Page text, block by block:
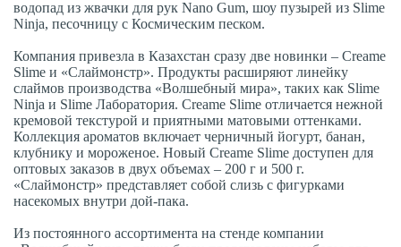
водопад из жвачки для рук Nano Gum, шоу пузырей из Slime
Ninja, песочницу с Космическим песком.
Компания привезла в Казахстан сразу две новинки – Creame
Slime и «Слаймонстр». Продукты расширяют линейку
слаймов производства «Волшебный мира», таких как Slime
Ninja и Slime Лаборатория. Creame Slime отличается нежной
кремовой текстурой и приятными матовыми оттенками.
Коллекция ароматов включает черничный йогурт, банан,
клубнику и мороженое. Новый Creame Slime доступен для
оптовых заказов в двух объемах – 200 г и 500 г.
«Слаймонстр» представляет собой слизь с фигурками
насекомых внутри дой-пака.
Из постоянного ассортимента на стенде компании